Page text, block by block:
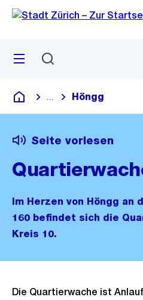
Navigation
Sprunglink
Menü
Deutsch
Blende alle Breadcrumbs
Höngg
Seite vorlesen
Im Herzen von Höngg
160 befindet sich die
Kreis 10.
Die Quartierwache ist